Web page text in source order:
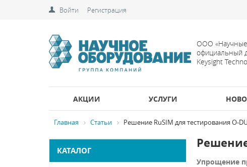
Войти Регистрация
ООО
официальный
Keysight
АКЦИИ УСЛУГИ
Главная Статьи Решение RuSIM для тестирования O-
КАТАЛОГ
Упрощение